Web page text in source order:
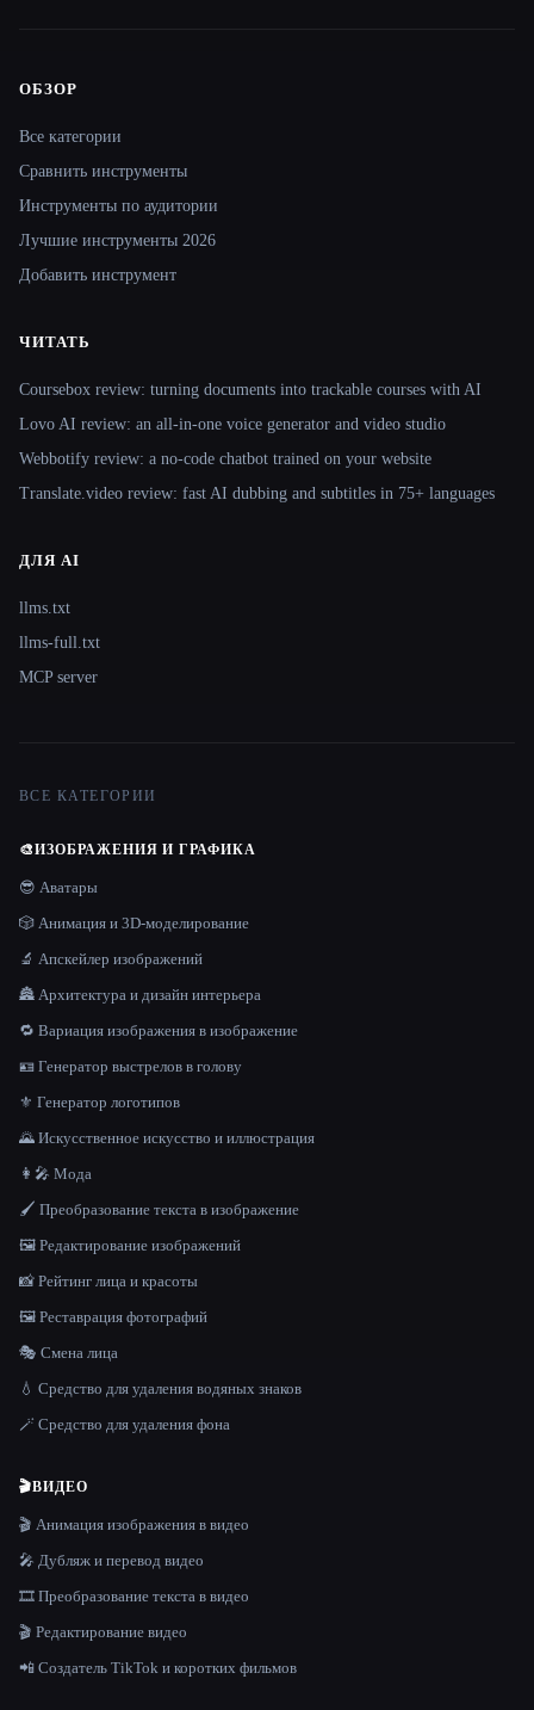
Site navigation
ОБЗОР
Все категории
Сравнить инструменты
Инструменты по аудитории
Лучшие инструменты 2026
Добавить инструмент
ЧИТАТЬ
Coursebox review: turning documents into trackable courses with AI
Lovo AI review: an all-in-one voice generator and video studio
Webbotify review: a no-code chatbot trained on your website
Translate.video review: fast AI dubbing and subtitles in 75+ languages
ДЛЯ AI
llms.txt
llms-full.txt
MCP server
ВСЕ КАТЕГОРИИ
🎨ИЗОБРАЖЕНИЯ И ГРАФИКА
😎 Аватары
🎲 Анимация и 3D-моделирование
🔬 Апскейлер изображений
🏯 Архитектура и дизайн интерьера
🔁 Вариация изображения в изображение
🪪 Генератор выстрелов в голову
⚜️ Генератор логотипов
🌄 Искусственное искусство и иллюстрация
👩‍🎤 Мода
🖌️ Преобразование текста в изображение
🖼️ Редактирование изображений
📸 Рейтинг лица и красоты
🖼️ Реставрация фотографий
🎭 Смена лица
💧 Средство для удаления водяных знаков
🪄 Средство для удаления фона
🎬ВИДЕО
🎬 Анимация изображения в видео
🎤 Дубляж и перевод видео
🎞️ Преобразование текста в видео
🎬 Редактирование видео
📲 Создатель TikTok и коротких фильмов